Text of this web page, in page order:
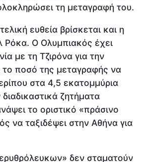
τη μεταγραφή του.
ευθεία βρίσκεται και η
Ρόκα. Ο Ολυμπιακός έχει
με τη Τζιρόνα για την
ποσό της μεταγραφής να
στα 4,5 εκατομμύρια
ζητήματα
το οριστικό «πράσινο
να ταξιδέψει στην Αθήνα για
δεν σταματούν